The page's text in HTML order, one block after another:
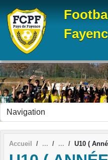
Accueil U10 (
Panneau de gestion des